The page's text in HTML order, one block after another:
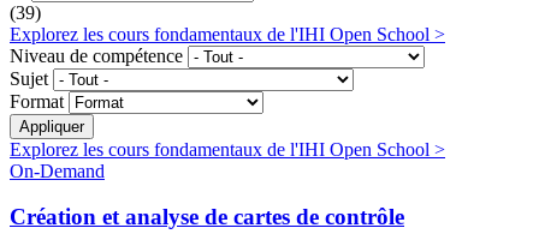
(39)
Explorez les cours fondamentaux de l'IHI Open School >
Niveau de compétence
Sujet
Format
Explorez les cours fondamentaux de l'IHI Open School >
On-Demand
Création et analyse de cartes de contrôle